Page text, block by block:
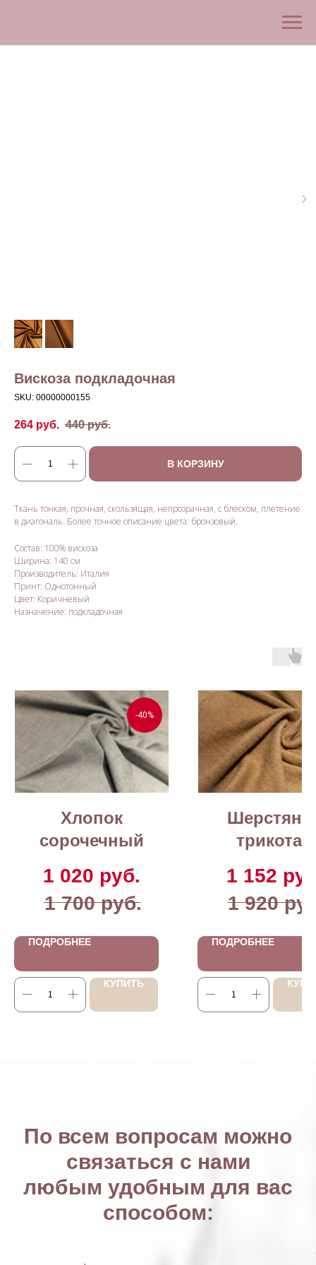
Вискоза подкладочная
SKU: 00000000155
264 руб. 440 руб.
В КОРЗИНУ
Ткань тонкая, прочная, скользящая, непрозрачная, с блеском, плетение
в диагональ. Более точное описание цвета: бронзовый.
Состав: 100% вискоза
Ширина: 140 см
Производитель: Италия
Принт: Однотонный
Цвет: Коричневый
Назначение: подкладочная
-40%
Хлопок
сорочечный
1 020 руб.
1 700 руб.
ПОДРОБНЕЕ
КУПИТЬ
трикотаж
1 152
1 920
ПОДРОБНЕЕ
По всем вопросам можно
связаться с нами
любым удобным для вас
способом: